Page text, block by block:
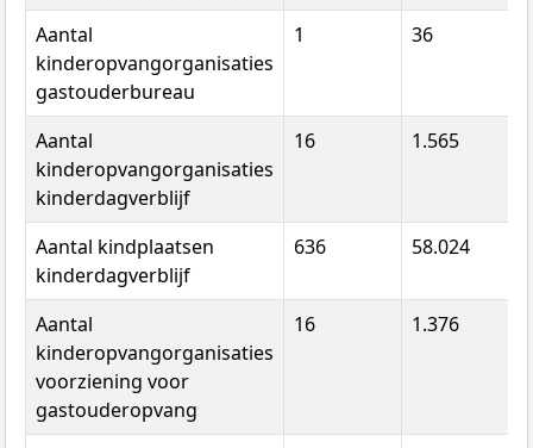
Aantal
kinderopvangorganisaties
gastouderbureau
1 36
Aantal
kinderopvangorganisaties
kinderdagverblijf
16 1.565
Aantal kindplaatsen
kinderdagverblijf
636 58.024
Aantal
kinderopvangorganisaties
voorziening voor
gastouderopvang
16 1.376